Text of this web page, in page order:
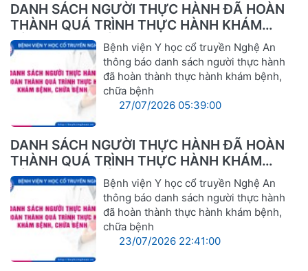
DANH SÁCH NGƯỜI THỰC HÀNH ĐÃ HOÀN
THÀNH QUÁ TRÌNH THỰC HÀNH KHÁM
BỆNH, CHỮA BỆNHBệnh viện Y học cổ truyền Nghệ An
thông báo danh sách người thực hành
đã hoàn thành thực hành khám bệnh,
chữa bệnh
27/07/2026 05:39:00
DANH SÁCH NGƯỜI THỰC HÀNH ĐÃ HOÀN
THÀNH QUÁ TRÌNH THỰC HÀNH KHÁM
BỆNH, CHỮA BỆNHBệnh viện Y học cổ truyền Nghệ An
thông báo danh sách người thực hành
đã hoàn thành thực hành khám bệnh,
chữa bệnh
23/07/2026 22:41:00